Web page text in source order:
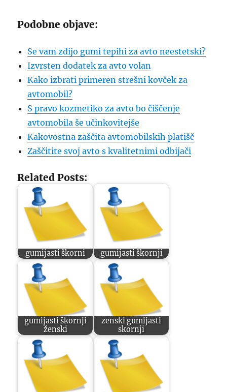
Podobne objave:
Se vam zdijo gumi tepihi za avto neestetski?
Izvrsten dodatek za avto volan
Kako izbrati primeren strešni kovček za
avtomobil?
S pravo kozmetiko za avto bo čiščenje
avtomobila še učinkovitejše
Kakovostna zaščita avtomobilskih platišč
Zaščitite svoj avto s kvalitetnimi odbijači
Related Posts:
gumijasti škorni gumijasti škornji
gumijasti škornji
ženski
zenski gumijasti
skornji